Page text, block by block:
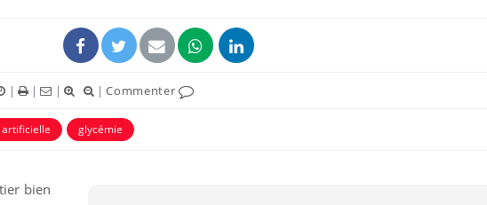
| | | |Commenter
glycémie
bien